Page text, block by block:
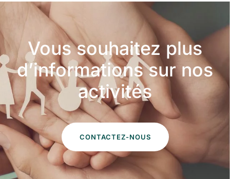
Vous souhaitez plus
d’informations sur nos
activités
CONTACTEZ-NOUS